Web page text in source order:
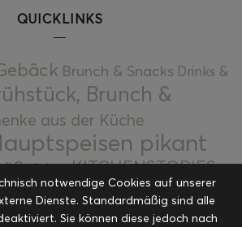
QUICKLINKS
Brunch & Snacks Drinks &
Brunch &
aus der Küche
pikant
KekseKITCHENSTORIES
& Desserts Kuchen und
Mitbringsel &
notwendige Cookies auf unserer
Dienste. Standardmäßig sind alle
Sie können diese jedoch nach